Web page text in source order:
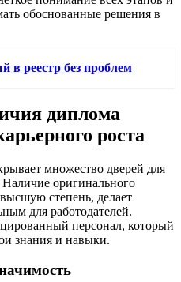
обоснованные решения в
в реестр без проблем
диплома
роста
множество дверей для
Наличие оригинального
степень, делает
для работодателей.
персонал, который
знания и навыки.